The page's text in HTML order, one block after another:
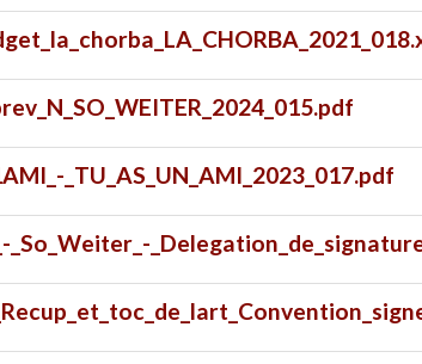
_TU_AS_UN_AMI_2023_017.pdf
_So_Weiter_-